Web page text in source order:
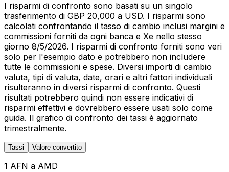
I risparmi di confronto sono basati su un singolo
trasferimento di GBP 20,000 a USD. I risparmi sono
calcolati confrontando il tasso di cambio inclusi margini e
commissioni forniti da ogni banca e Xe nello stesso
giorno 8/5/2026. I risparmi di confronto forniti sono veri
solo per l'esempio dato e potrebbero non includere
tutte le commissioni e spese. Diversi importi di cambio
valuta, tipi di valuta, date, orari e altri fattori individuali
risulteranno in diversi risparmi di confronto. Questi
risultati potrebbero quindi non essere indicativi di
risparmi effettivi e dovrebbero essere usati solo come
guida. Il grafico di confronto dei tassi è aggiornato
trimestralmente.
Tassi Valore convertito
1 AFN a AMD